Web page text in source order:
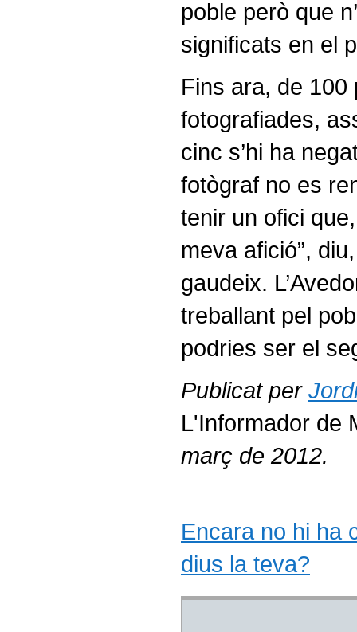
poble però que
significats en el
Fins ara, de 100
fotografiades,
cinc s’hi ha
fotògraf no es
tenir un ofici
meva afició”,
gaudeix.
treballant pel
podries ser el
Publicat per
L'Informador de
març de 2012.
Encara no hi ha
dius la teva?